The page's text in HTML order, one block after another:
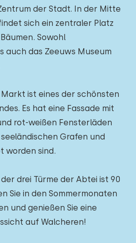
der Stadt. In der Mitte
sich ein zentraler Platz
Sowohl
auch das Zeeuws Museum
ist eines der schönsten
Es hat eine Fassade mit
rot-weißen Fensterläden
Grafen und
worden sind.
drei Türme der Abtei ist 90
Sie in den Sommermonaten
und genießen Sie eine
auf Walcheren!